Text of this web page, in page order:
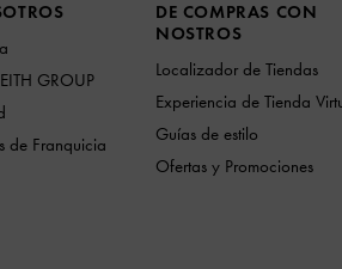
GROUP
de Franquicia
DE COMPRAS CON
NOSTROS
Localizador de Tiendas
Experiencia de Tienda
Guías de estilo
Ofertas y Promociones